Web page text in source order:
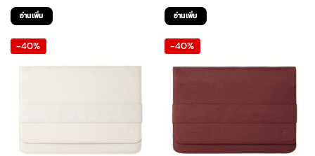
price
was:
890 ฿.
อ่านเพิ่ม
price
was:
อ่านเพิ่ม
-40% -40%